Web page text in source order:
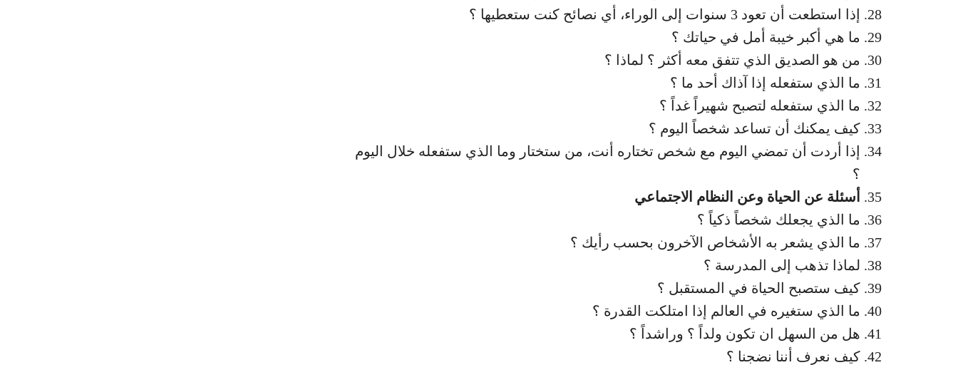
إذا استطعت أن تعود 3 سنوات إلى الوراء، أي نصائح كنت ستعطيها ؟
ما هي أكبر خيبة أمل في حياتك ؟
من هو الصديق الذي تتفق معه أكثر ؟ لماذا ؟
ما الذي ستفعله إذا آذاك أحد ما ؟
ما الذي ستفعله لتصبح شهيراً غداً ؟
كيف يمكنك أن تساعد شخصاً اليوم ؟
إذا أردت أن تمضي اليوم مع شخص تختاره أنت، من ستختار وما الذي ستفعله خلال اليوم
؟
أسئلة عن الحياة وعن النظام الاجتماعي
ما الذي يجعلك شخصاً ذكياً ؟
ما الذي يشعر به الأشخاص الآخرون بحسب رأيك ؟
لماذا تذهب إلى المدرسة ؟
كيف ستصبح الحياة في المستقبل ؟
ما الذي ستغيره في العالم إذا امتلكت القدرة ؟
هل من السهل ان تكون ولداً ؟ وراشداً ؟
كيف نعرف أننا نضجنا ؟